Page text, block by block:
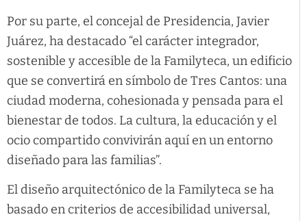
Por su parte, el concejal de Presidencia, Javier
Juárez, ha destacado “el carácter integrador,
sostenible y accesible de la Familyteca, un edificio
que se convertirá en símbolo de Tres Cantos: una
ciudad moderna, cohesionada y pensada para el
bienestar de todos. La cultura, la educación y el
ocio compartido convivirán aquí en un entorno
diseñado para las familias”.
El diseño arquitectónico de la Familyteca se ha
basado en criterios de accesibilidad universal,